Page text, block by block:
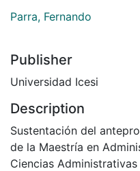
Parra, Fernando
Publisher
Universidad Icesi
Description
Sustentación del
de la Maestría en
Ciencias